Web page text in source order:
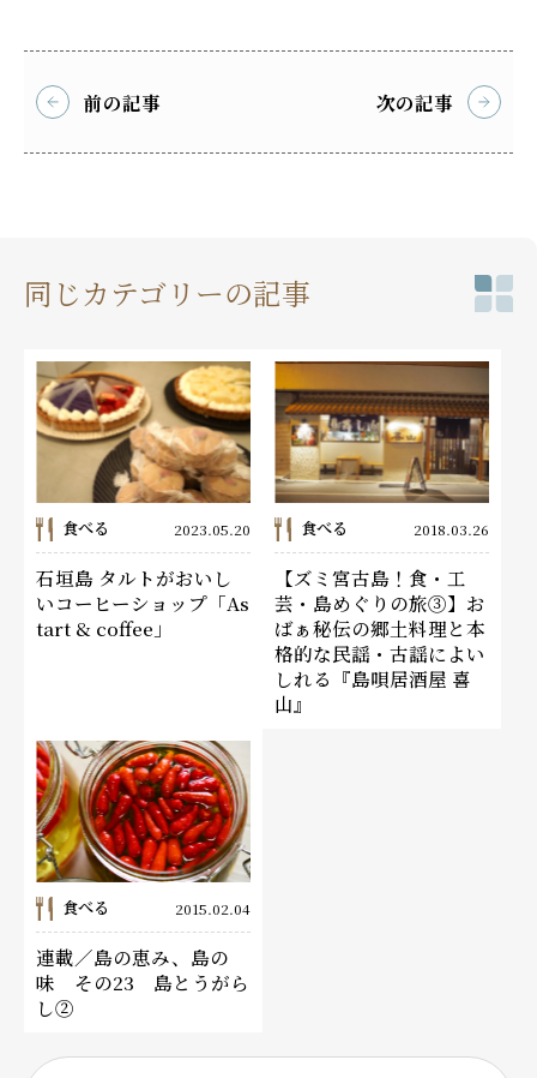
前の記事 次の記事
同じカテゴリーの記事
食べる 2023.05.20
石垣島 タルトがおいし
いコーヒーショップ「As
tart & coffee」
食べる 2018.03.26
【ズミ宮古島！食・工
芸・島めぐりの旅③】お
ばぁ秘伝の郷土料理と本
格的な民謡・古謡によい
しれる『島唄居酒屋 喜
山』
食べる 2015.02.04
連載／島の恵み、島の
味 その23 島とうがら
し②